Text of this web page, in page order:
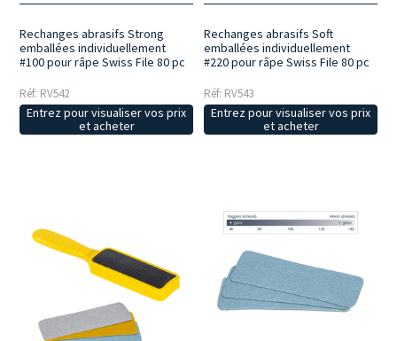
Rechanges abrasifs Strong
emballées individuellement
#100 pour râpe Swiss File 80 pc
Réf: RV542
Entrez pour visualiser vos prix
et acheter
Rechanges abrasifs Soft
emballées individuellement
#220 pour râpe Swiss File 80 pc
Réf: RV543
Entrez pour visualiser vos prix
et acheter